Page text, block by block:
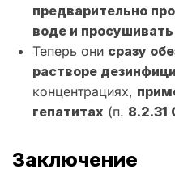
предварительно
воде и
Теперь они сразу
растворе
концентрациях,
гепатитах (п. 8.2.31
Заключение